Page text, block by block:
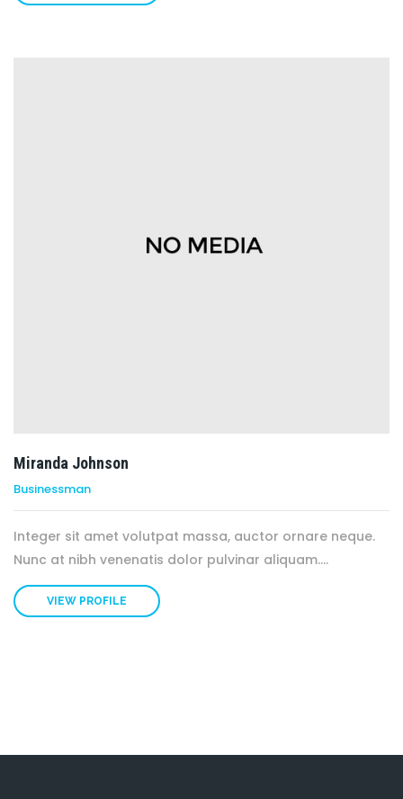
Miranda Johnson
Businessman
Integer sit amet volutpat massa, auctor ornare neque.
Nunc at nibh venenatis dolor pulvinar aliquam....
VIEW PROFILE